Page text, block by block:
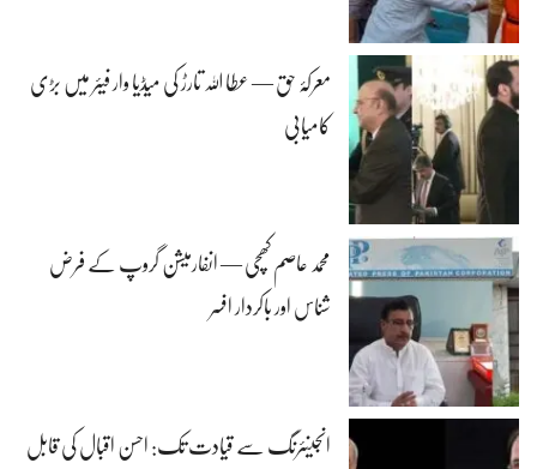
معرکۂ حق — عطا اللہ تارڑ کی میڈیا وار فیئر میں بڑی
کامیابی
محمد عاصم کھچی — انفارمیشن گروپ کے فرض
شناس اور باکردار افسر
انجینئرنگ سے قیادت تک: احسن اقبال کی قابل